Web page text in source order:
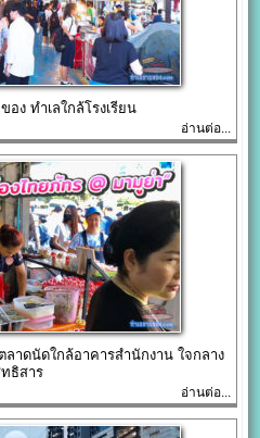
ง ทำเลใกล้โรงเรียน
อ่านต่อ...
าดนัดใกล้อาคารสำนักงาน ใจกลาง
ธิสาร
อ่านต่อ...